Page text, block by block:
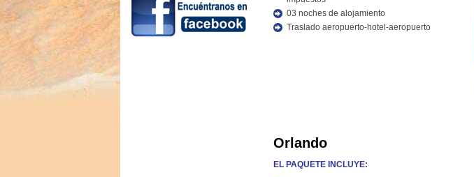
03 noches de alojamiento
Traslado aeropuerto-hotel-aeropuerto
Orlando
EL PAQUETE INCLUYE: